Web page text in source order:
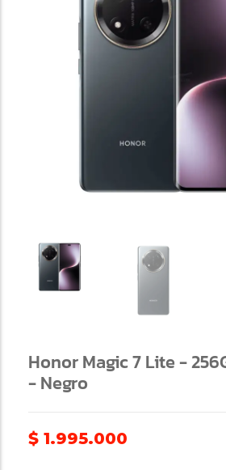
Honor Magic 7 Lite -
- Negro
$ 1.995.000